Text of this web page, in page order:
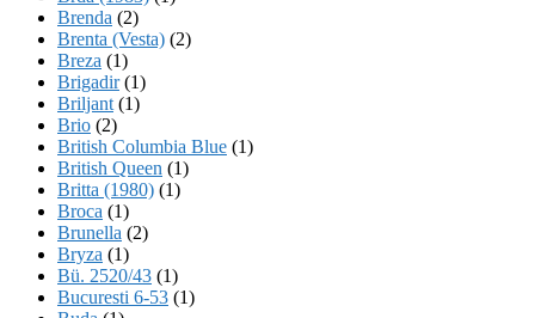
Brenda (2)
Brenta (Vesta) (2)
Breza (1)
Brigadir(1)
Briljant (1)
Brio (2)
British Columbia Blue (1)
British Queen (1)
Britta (1980) (1)
Broca (1)
Brunella (2)
Bryza (1)
Bü. 2520/43 (1)
Bucuresti 6-53 (1)